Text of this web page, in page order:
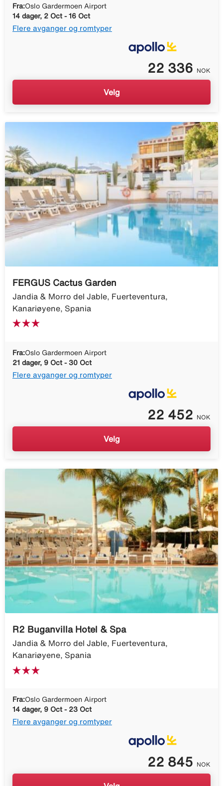
Fra:Oslo Gardermoen Airport
14 dager, 2 Oct - 16 Oct
Flere avganger og romtyper
22 336 NOK
Velg
FERGUS Cactus Garden
Jandia & Morro del Jable, Fuerteventura,
Kanariøyene, Spania
Fra:Oslo Gardermoen Airport
21 dager, 9 Oct - 30 Oct
Flere avganger og romtyper
22 452 NOK
Velg
R2 Buganvilla Hotel & Spa
Jandia & Morro del Jable, Fuerteventura,
Kanariøyene, Spania
Fra:Oslo Gardermoen Airport
14 dager, 9 Oct - 23 Oct
Flere avganger og romtyper
22 845 NOK